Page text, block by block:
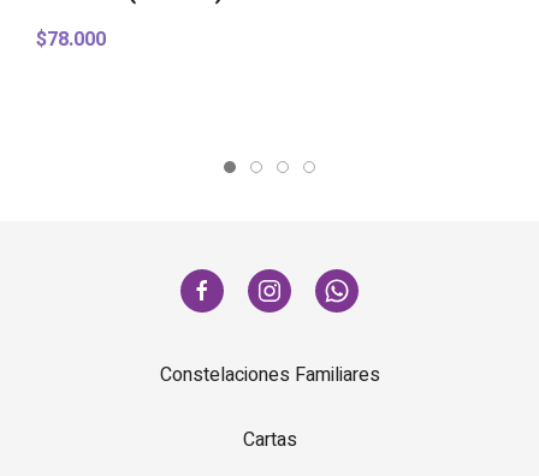
$78.000
Constelaciones Familiares
Cartas